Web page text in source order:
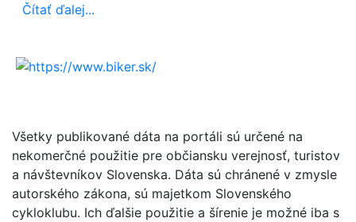
Čítať ďalej...
Všetky publikované dáta na portáli sú určené na
nekomerčné použitie pre občiansku verejnosť, turistov
a návštevníkov Slovenska. Dáta sú chránené v zmysle
autorského zákona, sú majetkom Slovenského
cykloklubu. Ich ďalšie použitie a šírenie je možné iba s